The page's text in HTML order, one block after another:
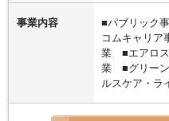
事業内容
■パブリック
コムキャリ
業 ■エアロス
業 ■グリー
ルスケア・ラ